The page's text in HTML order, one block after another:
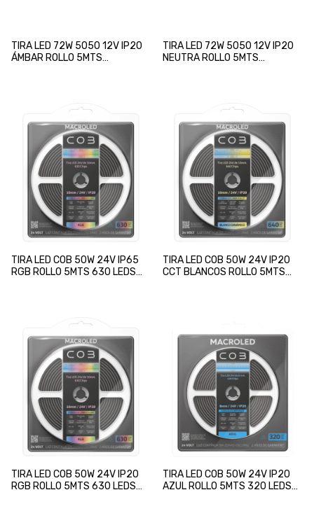
TIRA LED 72W 5050 12V IP20
ÁMBAR ROLLO 5MTS
TIRA LED 72W 5050 12V IP20
NEUTRA ROLLO 5MTS
TIRA LED COB 50W 24V IP65
RGB ROLLO 5MTS 630 LEDS
TIRA LED COB 50W 24V IP20
CCT BLANCOS ROLLO 5MTS
TIRA LED COB 50W 24V IP20
RGB ROLLO 5MTS 630 LEDS
TIRA LED COB 50W 24V IP20
AZUL ROLLO 5MTS 320 LEDS